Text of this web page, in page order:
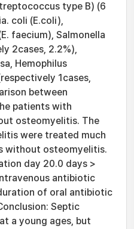
type B) (6
coli (E.coli),
faecium), Salmonella
2cases, 2.2%),
Hemophilus
1cases,
between
patients with
osteomyelitis. The
were treated much
without osteomyelitis.
day 20.0 days >
antibiotic
of oral antibiotic
Septic
a young ages, but